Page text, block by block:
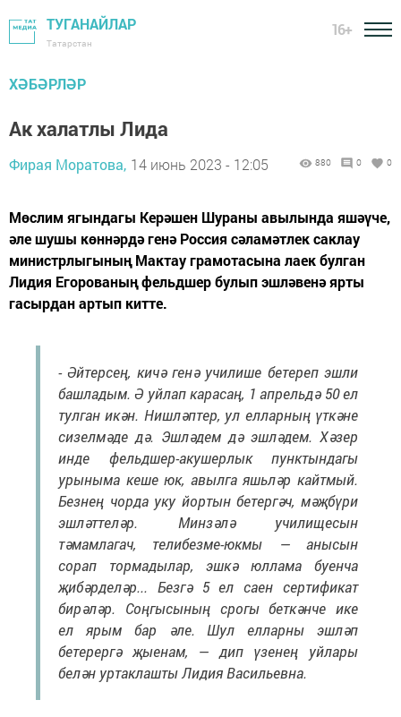
ТУГАНАЙЛАР
Татарстан
16+
ХӘБӘРЛӘР
Ак халатлы Лида
Фирая Моратова, 14 июнь 2023 - 12:05 880 0 0
Мөслим ягындагы Керәшен Шураны авылында яшәүче,
әле шушы көннәрдә генә Россия сәламәтлек саклау
министрлыгының Мактау грамотасына лаек булган
Лидия Егорованың фельдшер булып эшләвенә ярты
гасырдан артып китте.
- Әйтерсең, кичә генә училише бетереп эшли
башладым. Ә уйлап карасаң, 1 апрельдә 50 ел
тулган икән. Нишләптер, ул елларның үткәне
сизелмәде дә. Эшләдем дә эшләдем. Хәзер
инде фельдшер-акушерлык пунктындагы
урыныма кеше юк, авылга яшьләр кайтмый.
Безнең чорда уку йортын бетергәч, мәҗбүри
эшләттеләр. Минзәлә училищесын
тәмамлагач, телибезме-юкмы — анысын
сорап тормадылар, эшкә юллама буенча
җибәрделәр... Безгә 5 ел саен сертификат
бирәләр. Соңгысының срогы беткәнче ике
ел ярым бар әле. Шул елларны эшләп
бетерергә җыенам, — дип үзенең уйлары
белән уртаклашты Лидия Васильевна.